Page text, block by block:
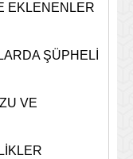
EKLENENLER
ŞÜPHELİ
VE